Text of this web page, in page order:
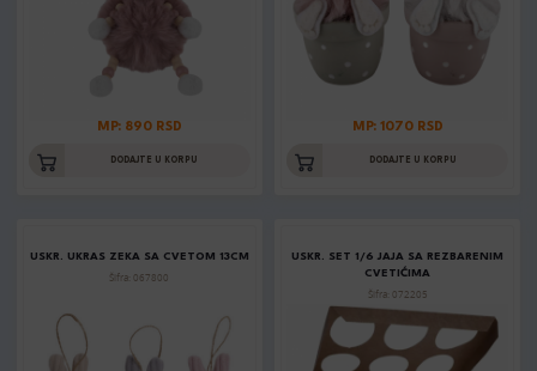
MP: 890 RSD
DODAJTE U KORPU
MP: 1070 RSD
DODAJTE U KORPU
USKR. UKRAS ZEKA SA CVETOM 13CM
Šifra: 067800
USKR. SET 1/6 JAJA SA REZBARENIM
CVETIĆIMA
Šifra: 072205